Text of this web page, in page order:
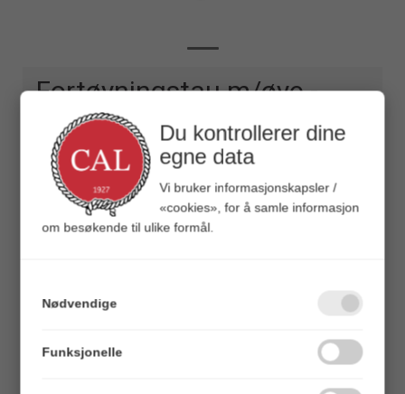
Fortøyningstau m/øye -
Hvit / Blå
14 mm - 6m - Flettet - 3400kg
Varenr:200822
7034992008228
Alt. varenr:43755740
Du kontrollerer dine
egne data
Vi bruker informasjonskapsler /
«cookies», for å samle informasjon
om besøkende til ulike formål.
Nødvendige
Funksjonelle